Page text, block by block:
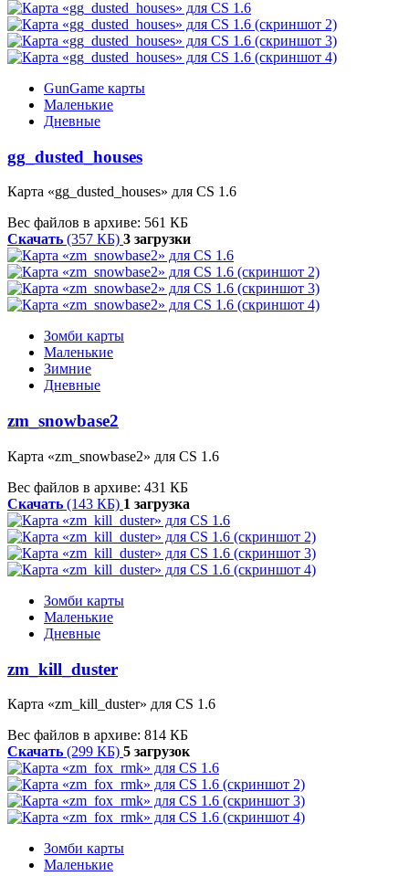
GunGame карты
Маленькие
Дневные
gg_dusted_houses
Карта «gg_dusted_houses» для CS 1.6
Вес файлов в архиве: 561 КБ
Скачать (357 КБ) 3 загрузки
Зомби карты
Маленькие
Зимние
Дневные
zm_snowbase2
Карта «zm_snowbase2» для CS 1.6
Вес файлов в архиве: 431 КБ
Скачать (143 КБ) 1 загрузка
Зомби карты
Маленькие
Дневные
zm_kill_duster
Карта «zm_kill_duster» для CS 1.6
Вес файлов в архиве: 814 КБ
Скачать (299 КБ) 5 загрузок
Зомби карты
Маленькие